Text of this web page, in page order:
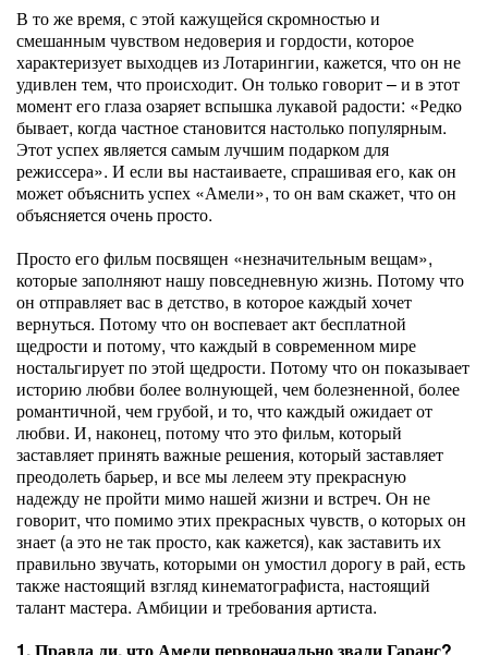
В то же время, с этой кажущейся скромностью и
смешанным чувством недоверия и гордости, которое
характеризует выходцев из Лотарингии, кажется, что он не
удивлен тем, что происходит. Он только говорит – и в этот
момент его глаза озаряет вспышка лукавой радости: «Редко
бывает, когда частное становится настолько популярным.
Этот успех является самым лучшим подарком для
режиссера». И если вы настаиваете, спрашивая его, как он
может объяснить успех «Амели», то он вам скажет, что он
объясняется очень просто.
Просто его фильм посвящен «незначительным вещам»,
которые заполняют нашу повседневную жизнь. Потому что
он отправляет вас в детство, в которое каждый хочет
вернуться. Потому что он воспевает акт бесплатной
щедрости и потому, что каждый в современном мире
ностальгирует по этой щедрости. Потому что он показывает
историю любви более волнующей, чем болезненной, более
романтичной, чем грубой, и то, что каждый ожидает от
любви. И, наконец, потому что это фильм, который
заставляет принять важные решения, который заставляет
преодолеть барьер, и все мы лелеем эту прекрасную
надежду не пройти мимо нашей жизни и встреч. Он не
говорит, что помимо этих прекрасных чувств, о которых он
знает (а это не так просто, как кажется), как заставить их
правильно звучать, которыми он умостил дорогу в рай, есть
также настоящий взгляд кинематографиста, настоящий
талант мастера. Амбиции и требования артиста.